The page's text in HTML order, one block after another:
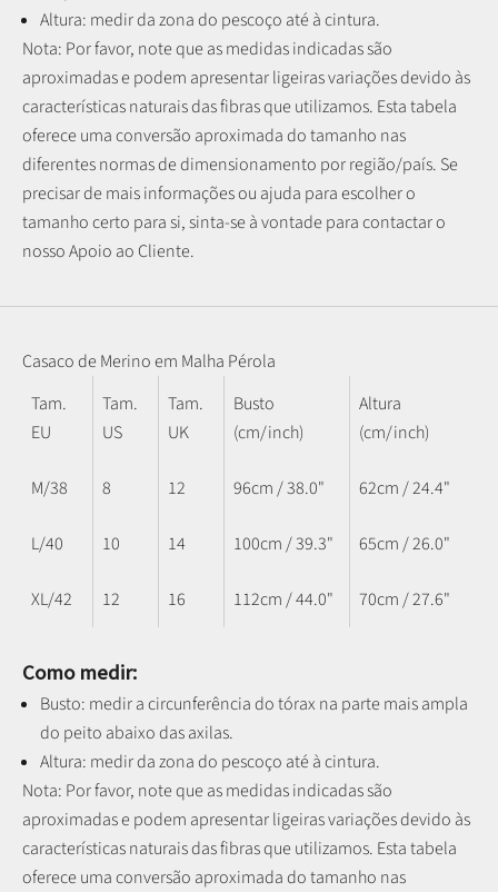
Altura: medir da zona do pescoço até à cintura.
Nota: Por favor, note que as medidas indicadas são
aproximadas e podem apresentar ligeiras variações devido às
características naturais das fibras que utilizamos. Esta tabela
oferece uma conversão aproximada do tamanho nas
diferentes normas de dimensionamento por região/país. Se
precisar de mais informações ou ajuda para escolher o
tamanho certo para si, sinta-se à vontade para contactar o
nosso Apoio ao Cliente.
Casaco de Merino em Malha Pérola
Tam.
EU
Tam.
US
Tam.
UK
Busto
(cm/inch)
Altura
(cm/inch)
M/38 8 12 96cm / 38.0" 62cm / 24.4"
L/40 10 14 100cm / 39.3" 65cm / 26.0"
XL/42 12 16 112cm / 44.0" 70cm / 27.6"
Como medir:
Busto: medir a circunferência do tórax na parte mais ampla
do peito abaixo das axilas.
Altura: medir da zona do pescoço até à cintura.
Nota: Por favor, note que as medidas indicadas são
aproximadas e podem apresentar ligeiras variações devido às
características naturais das fibras que utilizamos. Esta tabela
oferece uma conversão aproximada do tamanho nas